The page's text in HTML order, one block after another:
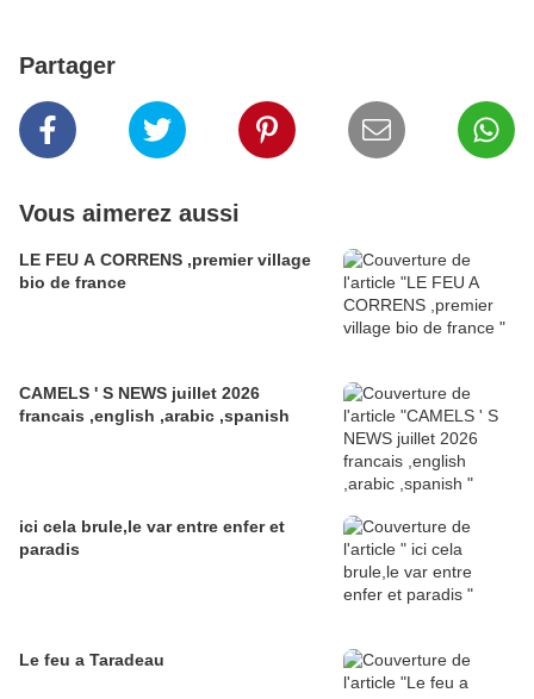
Partager
Vous aimerez aussi
LE FEU A CORRENS ,premier village
bio de france
CAMELS ' S NEWS juillet 2026
francais ,english ,arabic ,spanish
ici cela brule,le var entre enfer et
paradis
Le feu a Taradeau